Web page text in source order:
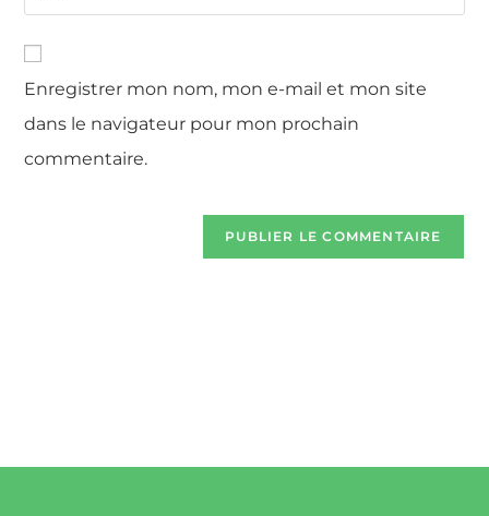
Enregistrer mon nom, mon e-mail et mon site
dans le navigateur pour mon prochain
commentaire.